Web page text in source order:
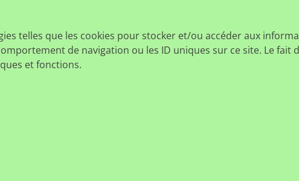
telles que les cookies pour stocker et/ou accéder aux
de navigation ou les ID uniques sur ce site. Le fait
et fonctions.